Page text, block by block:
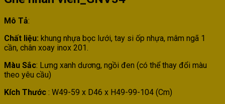
Mô Tả:
Chất liệu: khung nhựa bọc lưới, tay si ốp nhựa, mâm ngã 1
cần, chân xoay inox 201.
Màu Sắc: Lưng xanh dương, ngồi đen (có thể thay đổi màu
theo yêu cầu)
Kích Thước : W49-59 x D46 x H49-99-104 (Cm)